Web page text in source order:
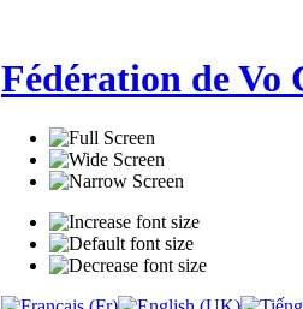
Fédération de Vo